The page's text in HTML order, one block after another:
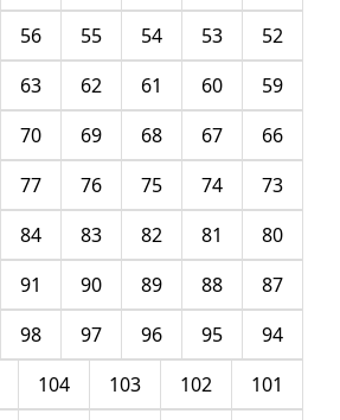
52
53
54
55
56
59
60
61
62
63
66
67
68
69
70
73
74
75
76
77
80
81
82
83
84
87
88
89
90
91
94
95
96
97
98
101
102
103
104